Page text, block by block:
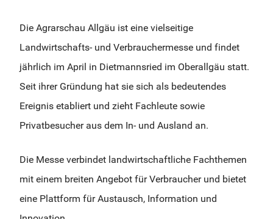
Die Agrarschau Allgäu ist eine vielseitige
Landwirtschafts- und Verbrauchermesse und findet
jährlich im April in Dietmannsried im Oberallgäu statt.
Seit ihrer Gründung hat sie sich als bedeutendes
Ereignis etabliert und zieht Fachleute sowie
Privatbesucher aus dem In- und Ausland an.
Die Messe verbindet landwirtschaftliche Fachthemen
mit einem breiten Angebot für Verbraucher und bietet
eine Plattform für Austausch, Information und